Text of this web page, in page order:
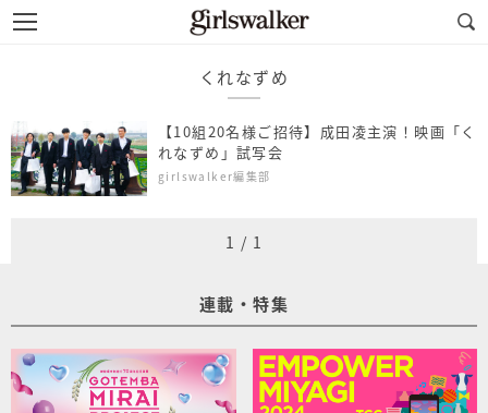
くれなずめ
【10組20名様ご招待】成田凌主演！映画「く
れなずめ」試写会
girlswalker編集部
1 / 1
連載・特集